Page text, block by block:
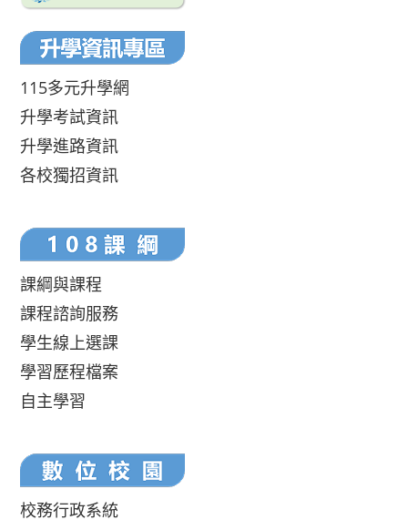
115多元升學網
升學考試資訊
升學進路資訊
各校獨招資訊
課綱與課程
課程諮詢服務
學生線上選課
學習歷程檔案
自主學習
校務行政系統